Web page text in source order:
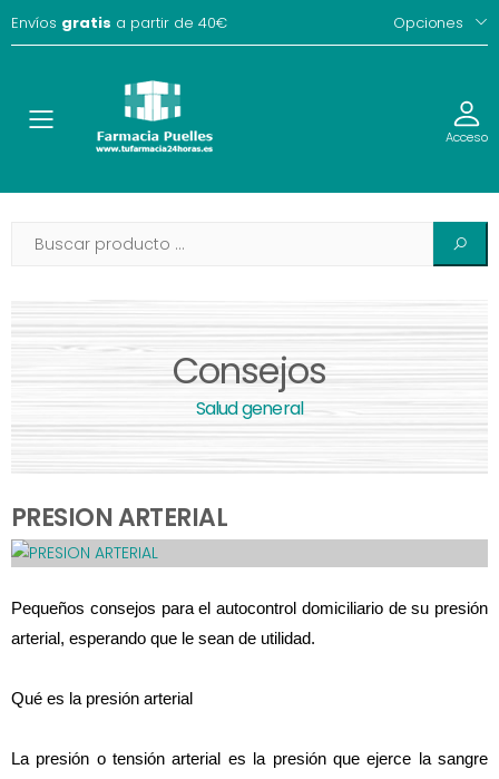
Envíos gratis a partir de 40€ Opciones
Toggle Acceso
Consejos
Salud general
PRESION ARTERIAL
Pequeños consejos para el autocontrol domiciliario de su presión
arterial, esperando que le sean de utilidad.
Qué es la presión arterial
La presión o tensión arterial es la presión que ejerce la sangre